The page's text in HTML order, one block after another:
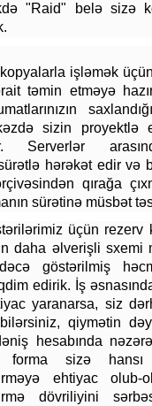
"Raid" belə sizə
işləmək
təmin etməyə
sizin proyektlə
Serverlər
hərəkət edir və
qırağa
sürətinə müsbət
üçün rezerv
daha əlverişli sxemi
göstərilmiş
edirik. İş
yaranarsa, siz
qiymətin
hesabında
sizə hansı
ehtiyac olub-
dövriliyini